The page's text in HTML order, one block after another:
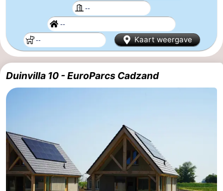
Vakantiehuizen
-
Bad
-
Nieuwvliet-
Bad
Meulinge
EuroParcs
Cadzand
-
Hoogduin
Noordzee
-
Kaart weergave
Duinvilla 10 - EuroParcs Cadzand